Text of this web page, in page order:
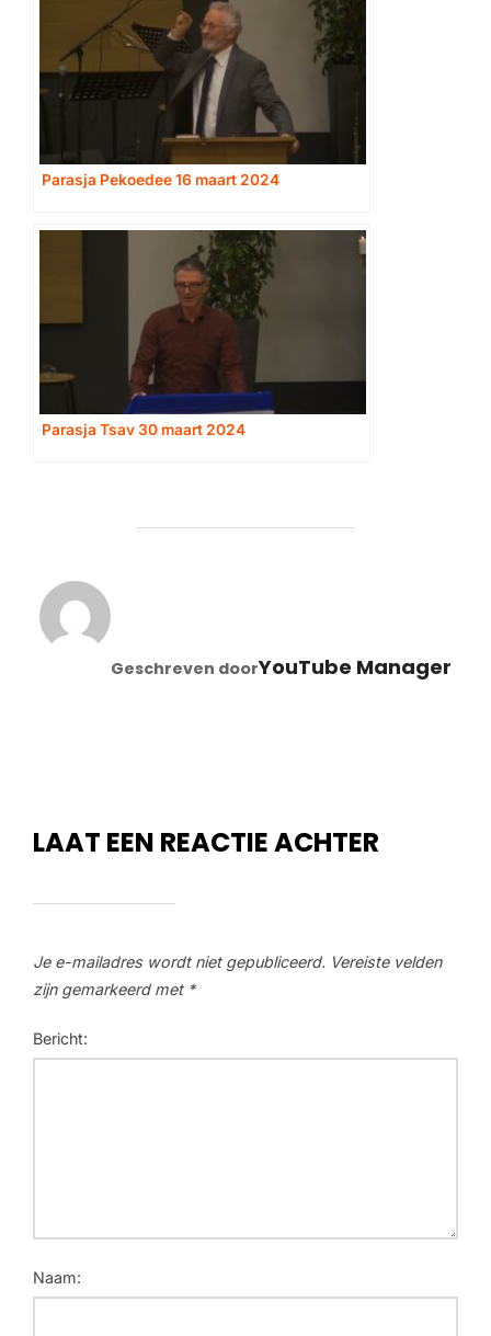
Parasja Pekoedee 16 maart 2024
Parasja Tsav 30 maart 2024
Geschreven doorYouTube Manager
LAAT EEN REACTIE ACHTER
Je e-mailadres wordt niet gepubliceerd. Vereiste velden
zijn gemarkeerd met *
Bericht:
Naam: